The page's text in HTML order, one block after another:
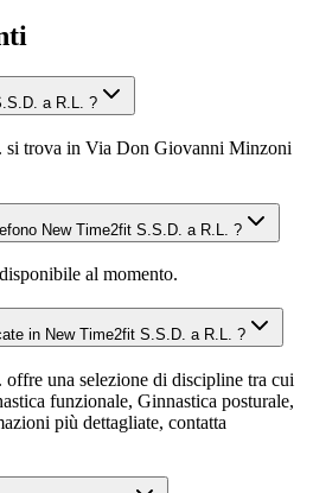
a R.L. ?
trova in Via Don Giovanni Minzoni
New Time2fit S.S.D. a R.L. ?
al momento.
in New Time2fit S.S.D. a R.L. ?
una selezione di discipline tra cui
funzionale, Ginnastica posturale,
più dettagliate, contatta